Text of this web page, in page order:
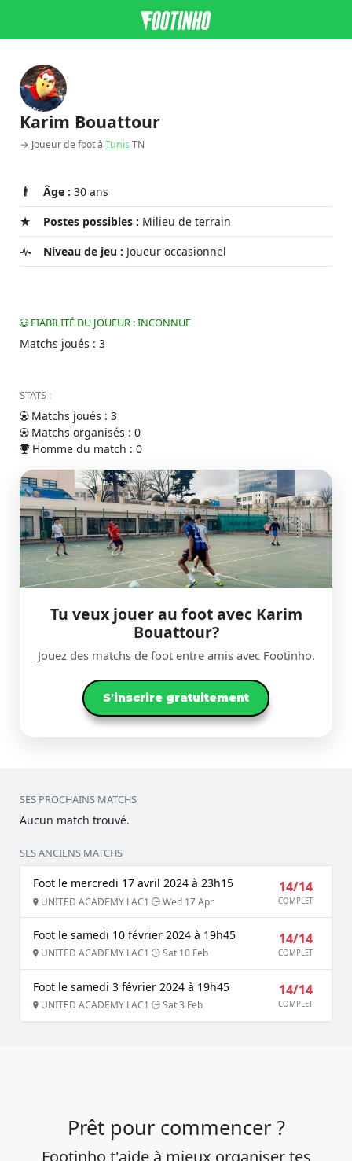
Karim Bouattour
→ Joueur de foot à TunisTN
Âge : 30 ans
Postes possibles : Milieu de terrain
Niveau de jeu : Joueur occasionnel
FIABILITÉ DU JOUEUR : INCONNUE
Matchs joués : 3
STATS :
Matchs joués : 3
Matchs organisés : 0
Homme du match : 0
Tu veux jouer au foot avec Karim
Bouattour?
Jouez des matchs de foot entre amis avec Footinho.
S'inscrire gratuitement
SES PROCHAINS MATCHS
Aucun match trouvé.
SES ANCIENS MATCHS
Foot le mercredi 17 avril 2024 à 23h15
UNITED ACADEMY LAC1 Wed 17 Apr
14/14
COMPLET
Foot le samedi 10 février 2024 à 19h45
UNITED ACADEMY LAC1 Sat 10 Feb
14/14
COMPLET
Foot le samedi 3 février 2024 à 19h45
UNITED ACADEMY LAC1 Sat 3 Feb
14/14
COMPLET
Prêt pour commencer ?
Footinho t'aide à mieux organiser tes